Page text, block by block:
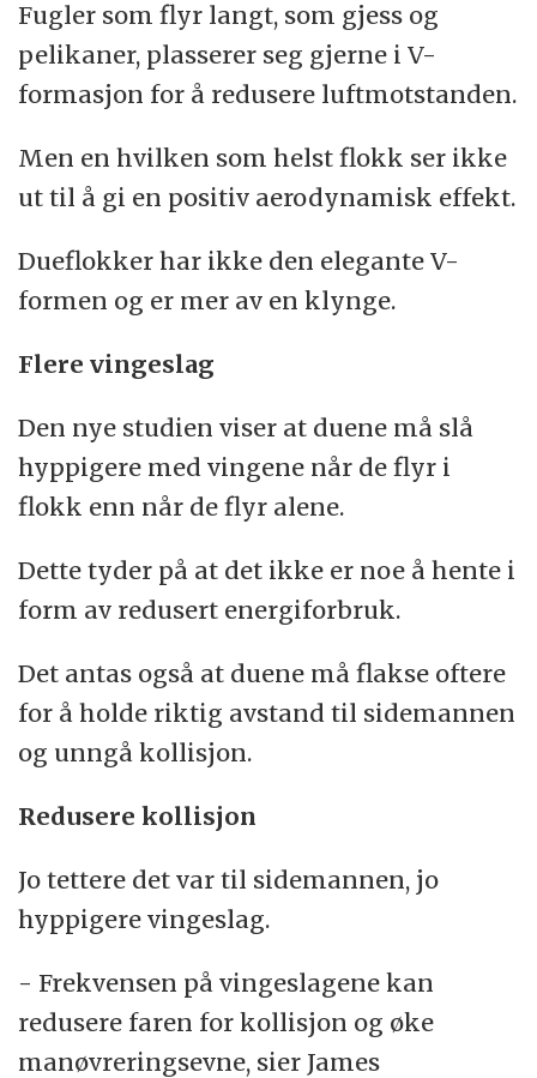
Fugler som flyr langt, som gjess og
pelikaner, plasserer seg gjerne i V-
formasjon for å redusere luftmotstanden.
Men en hvilken som helst flokk ser ikke
ut til å gi en positiv aerodynamisk effekt.
Dueflokker har ikke den elegante V-
formen og er mer av en klynge.
Flere vingeslag
Den nye studien viser at duene må slå
hyppigere med vingene når de flyr i
flokk enn når de flyr alene.
Dette tyder på at det ikke er noe å hente i
form av redusert energiforbruk.
Det antas også at duene må flakse oftere
for å holde riktig avstand til sidemannen
og unngå kollisjon.
Redusere kollisjon
Jo tettere det var til sidemannen, jo
hyppigere vingeslag.
- Frekvensen på vingeslagene kan
redusere faren for kollisjon og øke
manøvreringsevne, sier James